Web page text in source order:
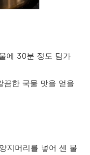
에 30분 정도 담가
끔한 국물 맛을 얻을
지머리를 넣어 센 불